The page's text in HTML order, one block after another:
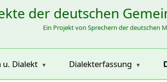
der deutschen
Ein Projekt von Sprechern der deutschen
u. Dialekt Dialekterfassung